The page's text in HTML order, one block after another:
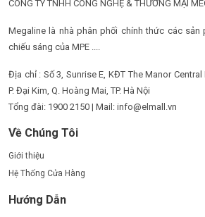
CÔNG TY TNHH CÔNG NGHỆ & THƯƠNG MẠI
Megaline là nhà phân phối chính thức các sản
chiếu sáng của MPE ....
Địa chỉ : Số 3, Sunrise E, KĐT The Manor
P. Đại Kim, Q. Hoàng Mai, TP. Hà Nội
Tổng đài: 1900 2150 | Mail: info@elmall.vn
Về Chúng Tôi
Giới thiệu
Hệ Thống Cửa Hàng
Hướng Dẫn